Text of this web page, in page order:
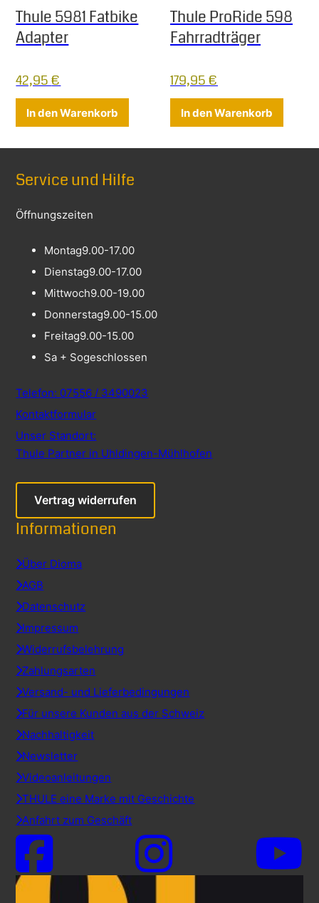
Thule 5981 Fatbike
Adapter
42,95€
In den Warenkorb
Thule ProRide 598
Fahrradträger
179,95€
In den Warenkorb
Service und Hilfe
Öffnungszeiten
Montag9.00-17.00
Dienstag9.00-17.00
Mittwoch9.00-19.00
Donnerstag9.00-15.00
Freitag9.00-15.00
Sa + Sogeschlossen
Telefon: 07556 / 3490023
Kontaktformular
Unser Standort:
Thule Partner in Uhldingen-Mühlhofen
Vertrag widerrufen
Informationen
Über Dioma
AGB
Datenschutz
Impressum
Widerrufsbelehrung
Zahlungsarten
Versand- und Lieferbedingungen
Für unsere Kunden aus der Schweiz
Nachhaltigkeit
Newsletter
Videoanleitungen
THULE eine Marke mit Geschichte
Anfahrt zum Geschäft